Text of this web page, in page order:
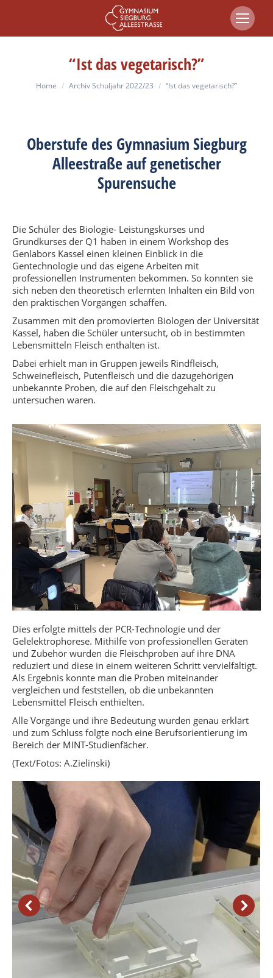
“Ist das vegetarisch?”
You are here:
Home Archiv Schuljahr 2022/23 “Ist das vegetarisch?”
Oberstufe des Gymnasium Siegburg
Alleestraße auf genetischer
Spurensuche
Die Schüler des Biologie- Leistungskurses und
Grundkurses der Q1 haben in einem Workshop des
Genlabors Kassel einen kleinen Einblick in die
Gentechnologie und das eigene Arbeiten mit
professionellen Instrumenten bekommen. So konnten sie
sich neben den theoretisch erlernten Inhalten ein Bild von
den praktischen Vorgängen schaffen.
Zusammen mit den promovierten Biologen der Universität
Kassel, haben die Schüler untersucht, ob in bestimmten
Lebensmitteln Fleisch enthalten ist.
Dabei erhielt man in Gruppen jeweils Rindfleisch,
Schweinefleisch, Putenfleisch und die dazugehörigen
unbekannte Proben, die auf den Fleischgehalt zu
untersuchen waren.
Dies erfolgte mittels der PCR-Technologie und der
Gelelektrophorese. Mithilfe von professionellen Geräten
und Zubehör wurden die Fleischproben auf ihre DNA
reduziert und diese in einem weiteren Schritt vervielfältigt.
Als Ergebnis konnte man die Proben miteinander
vergleichen und feststellen, ob die unbekannten
Lebensmittel Fleisch enthielten.
Alle Vorgänge und ihre Bedeutung wurden genau erklärt
und zum Schluss folgte noch eine Berufsorientierung im
Bereich der MINT-Studienfächer.
(Text/Fotos: A.Zielinski)